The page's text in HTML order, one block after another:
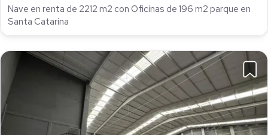
Nave en renta de 2212 m2 con Oficinas de 196 m2 parque en
Santa Catarina